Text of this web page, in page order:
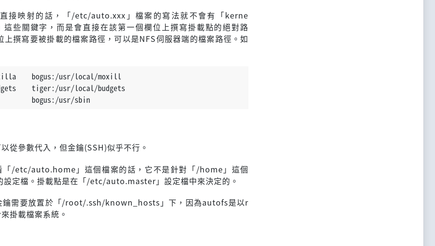
接映射的話，「/etc/auto.xxx」檔案的寫法就不會有「kerne
些關鍵字，而是會直接在該第一個欄位上撰寫掛載點的絕對路
上撰寫要被掛載的檔案路徑，可以是NFS伺服器端的檔案路徑。如
bogus:/usr/local/moxill
tiger:/usr/local/budgets
bogus:/usr/sbin
從參數代入，但金鑰(SSH)似乎不行。
「/etc/auto.home」這個檔案的話，它不是針對「/home」這個
設定檔。掛載點是在「/etc/auto.master」設定檔中來決定的。
鑰需要放置於「/root/.ssh/known_hosts」下，因為autofs是以r
掛載檔案系統。